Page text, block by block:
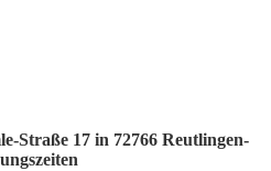
Straße 17 in 72766 Reutlingen-